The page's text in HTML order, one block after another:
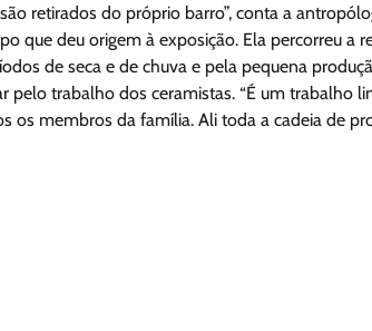
retirados do próprio barro”, conta a
que deu origem à exposição. Ela percorreu a
de seca e de chuva e pela pequena
pelo trabalho dos ceramistas. “É um trabalho
os membros da família. Ali toda a cadeia de